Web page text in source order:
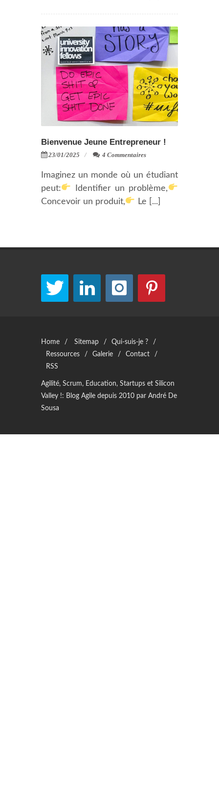
Bienvenue Jeune Entrepreneur !
23/01/2025 4 Commentaires
Imaginez un monde où un étudiant
peut:
Identifier un problème,
Concevoir un produit,
Le [...]
Home / Sitemap / Qui-suis-je ?
/
Ressources
/ Galerie / Contact
/
RSS
Agilité, Scrum, Education, Startups et Silicon
Valley !: Blog Agile depuis 2010 par André De
Sousa